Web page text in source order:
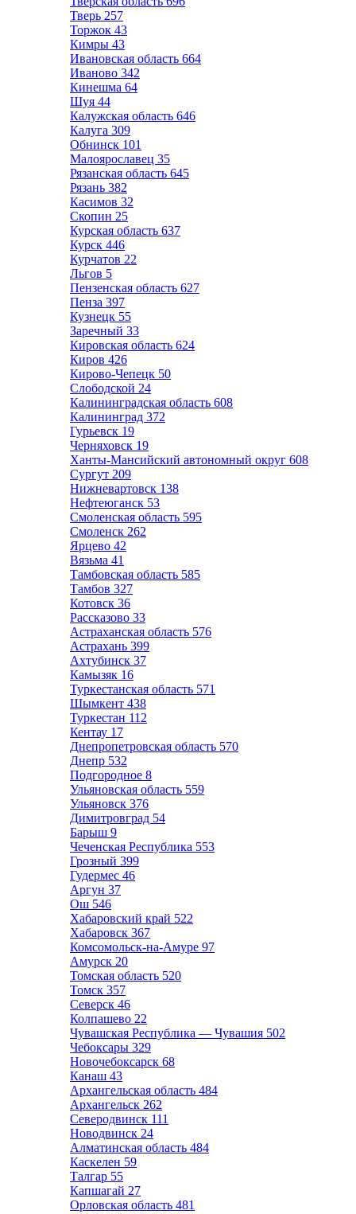
Тверь 257
Торжок 43
Кимры 43
Ивановская область 664
Иваново 342
Кинешма 64
Шуя 44
Калужская область 646
Калуга 309
Обнинск 101
Малоярославец 35
Рязанская область 645
Рязань 382
Касимов 32
Скопин 25
Курская область 637
Курск 446
Курчатов 22
Льгов 5
Пензенская область 627
Пенза 397
Кузнецк 55
Заречный 33
Кировская область 624
Киров 426
Кирово-Чепецк 50
Слободской 24
Калининградская область 608
Калининград 372
Гурьевск 19
Черняховск 19
Ханты-Мансийский автономный округ 608
Сургут 209
Нижневартовск 138
Нефтеюганск 53
Смоленская область 595
Смоленск 262
Ярцево 42
Вязьма 41
Тамбовская область 585
Тамбов 327
Котовск 36
Рассказово 33
Астраханская область 576
Астрахань 399
Ахтубинск 37
Камызяк 16
Туркестанская область 571
Шымкент 438
Туркестан 112
Кентау 17
Днепропетровская область 570
Днепр 532
Подгородное 8
Ульяновская область 559
Ульяновск 376
Димитровград 54
Барыш 9
Чеченская Республика 553
Грозный 399
Гудермес 46
Аргун 37
Ош 546
Хабаровский край 522
Хабаровск 367
Комсомольск-на-Амуре 97
Амурск 20
Томская область 520
Томск 357
Северск 46
Колпашево 22
Чувашская Республика — Чувашия 502
Чебоксары 329
Новочебоксарск 68
Канаш 43
Архангельская область 484
Архангельск 262
Северодвинск 111
Новодвинск 24
Алматинская область 484
Каскелен 59
Талгар 55
Капшагай 27
Орловская область 481